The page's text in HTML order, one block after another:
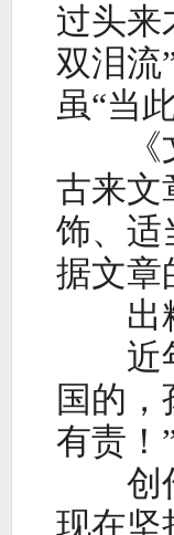
过头
双泪流
虽“当
《文
古来文
饰、适
据文章
出精
近年
国的
有责！
创作
现在坚